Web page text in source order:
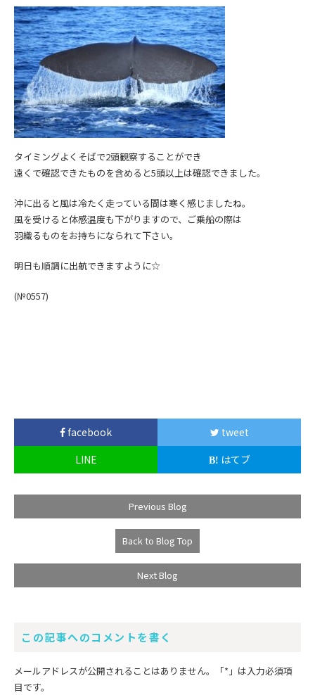
タイミングよくそばで2頭観察することができ
遠くで確認できたものを含めると5頭以上は確認できました。
沖に出ると風は冷たく走っている間は寒く感じましたね。
風を受けると体感温度も下がりますので、ご乗船の際は
羽織るものをお持ちになられて下さい。
明日も順調に出航できますように☆
(№0557)
facebook
tweet
LINE
はてブ
Previous Blog
Back to Blog Top
Next Blog
この記事へのコメントを書く
メールアドレスが公開されることはありません。 「*」 は入力必須項
目です。